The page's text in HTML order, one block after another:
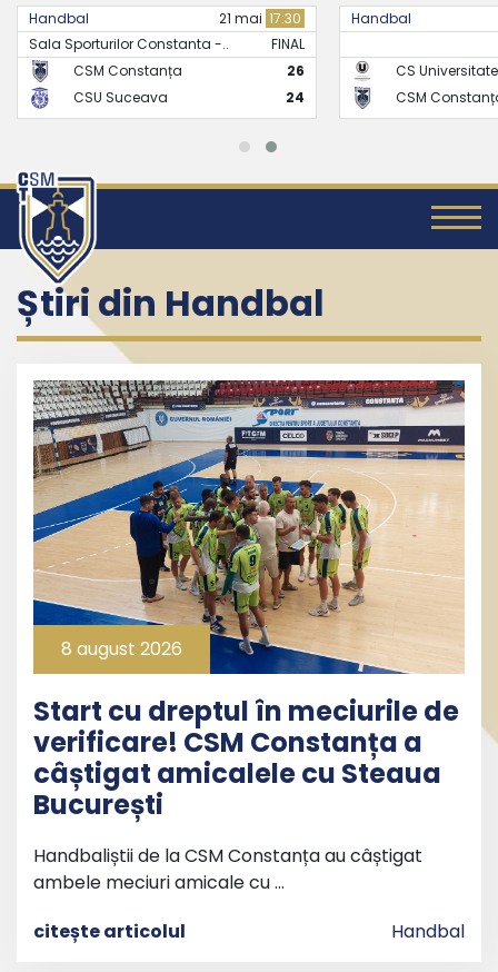
Handbal 21 mai 17:30
Sala Sporturilor Constanta -..
FINAL
CSM Constanța
26
CSU Suceava
24
Handbal
CS
CSM
Știri din Handbal
8 august 2026
Start cu dreptul în meciurile de
verificare! CSM Constanța a
câștigat amicalele cu Steaua
București
Handbaliștii de la CSM Constanța au câștigat
ambele meciuri amicale cu …
citește articolul
Handbal